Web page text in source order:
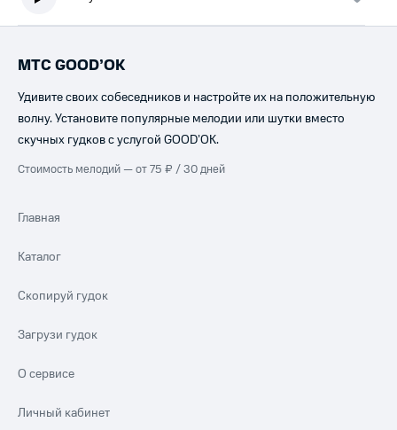
МТС GOOD’OK
Удивите своих собеседников и настройте их на положительную
волну. Установите популярные мелодии или шутки вместо
скучных гудков с услугой GOOD’OK.
Стоимость мелодий — от 75 ₽ / 30 дней
Главная
Каталог
Скопируй гудок
Загрузи гудок
О сервисе
Личный кабинет